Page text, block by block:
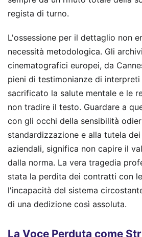
regista di turno.
L'ossessione per il dettaglio non
necessità metodologica. Gli
cinematografici europei, da
pieni di testimonianze di interpreti
sacrificato la salute mentale e le
non tradire il testo. Guardare a
con gli occhi della sensibilità
standardizzazione e alla tutela
aziendali, significa non capire il
dalla norma. La vera tragedia
stata la perdita dei contratti con
l'incapacità del sistema
di una dedizione così assoluta.
La Voce Perduta come